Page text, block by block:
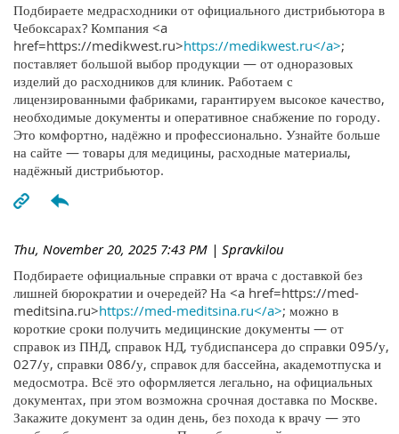
Подбираете медрасходники от официального дистрибьютора в
Чебоксарах? Компания <a
href=https://medikwest.ru>https://medikwest.ru</a>;
поставляет большой выбор продукции — от одноразовых
изделий до расходников для клиник. Работаем с
лицензированными фабриками, гарантируем высокое качество,
необходимые документы и оперативное снабжение по городу.
Это комфортно, надёжно и профессионально. Узнайте больше
на сайте — товары для медицины, расходные материалы,
надёжный дистрибьютор.
Thu, November 20, 2025 7:43 PM | Spravkilou
Подбираете официальные справки от врача с доставкой без
лишней бюрократии и очередей? На <a href=https://med-
meditsina.ru>https://med-meditsina.ru</a>; можно в
короткие сроки получить медицинские документы — от
справок из ПНД, справок НД, тубдиспансера до справки 095/у,
027/у, справки 086/у, справок для бассейна, академотпуска и
медосмотра. Всё это оформляется легально, на официальных
документах, при этом возможна срочная доставка по Москве.
Закажите документ за один день, без похода к врачу — это